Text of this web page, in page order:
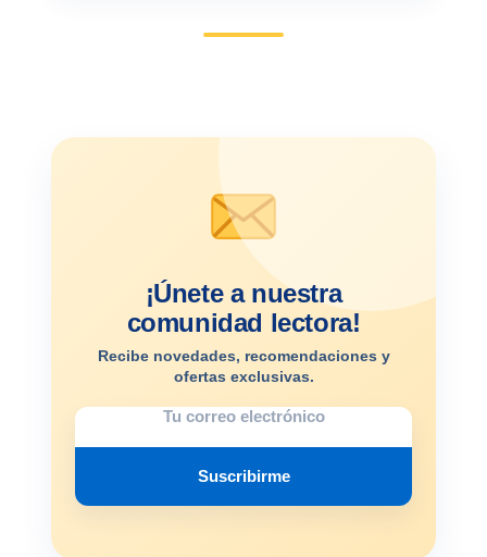
¡Únete a nuestra
comunidad lectora!
Recibe novedades, recomendaciones y
ofertas exclusivas.
Suscribirme